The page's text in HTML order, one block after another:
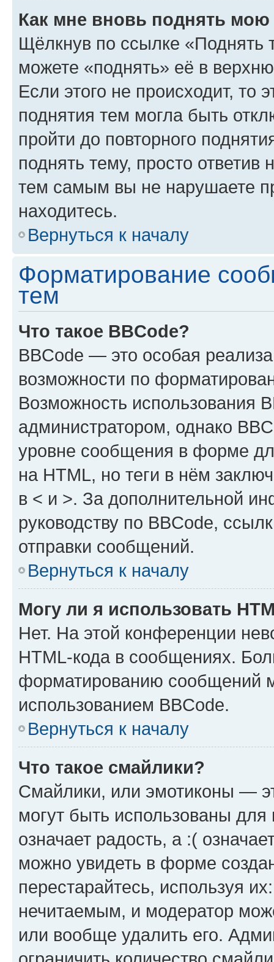
Как мне вновь поднять мою
Щёлкнув по ссылке «Поднять
можете «поднять» её в
Если этого не происходит, то
поднятия тем могла быть
пройти до повторного
поднять тему, просто ответив
тем самым вы не нарушаете
находитесь.
Вернуться к началу
Форматирование
тем
Что такое BBCode?
BBCode — это особая
возможности по
Возможность использования
администратором, однако
уровне сообщения в форме
на HTML, но теги в нём
в < и >. За дополнительной
руководству по BBCode,
отправки сообщений.
Вернуться к началу
Могу ли я использовать
Нет. На этой конференции
HTML-кода в сообщениях.
форматированию сообщений
использованием BBCode.
Вернуться к началу
Что такое смайлики?
Смайлики, или эмотиконы —
могут быть использованы
означает радость, а :(
можно увидеть в форме
перестарайтесь, используя
нечитаемым, и модератор
или вообще удалить его.